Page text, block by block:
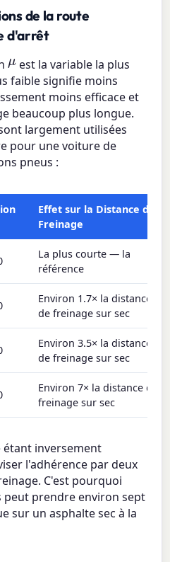
de la route
d'arrêt
μ est la variable la plus
faible signifie moins
moins efficace et
beaucoup plus longue.
largement utilisées
pour une voiture de
pneus :
Effet sur la Distance de
Freinage
La plus courte — la
référence
Environ 1.7× la distance
de freinage sur sec
Environ 3.5× la distance
de freinage sur sec
Environ 7× la distance de
freinage sur sec
étant inversement
l'adhérence par deux
C'est pourquoi
prendre environ sept
sur un asphalte sec à la